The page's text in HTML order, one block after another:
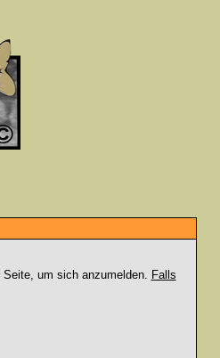
um sich anzumelden. Falls